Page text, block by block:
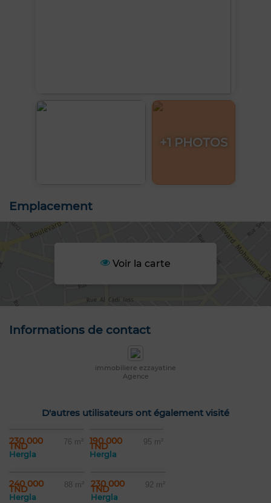
+1 PHOTOS
Emplacement
Voir la carte
Informations de contact
immobiliere ezzayatine
Agence
D'autres utilisateurs ont également visité
230 000
TND 76 m²
Hergla
190 000
TND 95 m²
Hergla
240 000
TND 88 m²
Hergla
230 000
TND 92 m²
Hergla